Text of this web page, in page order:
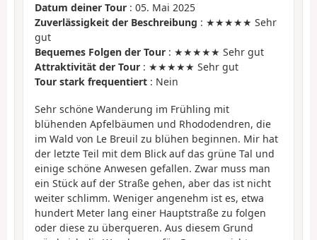
Datum deiner Tour : 05. Mai 2025
Zuverlässigkeit der Beschreibung : ★★★★★ Sehr
gut
Bequemes Folgen der Tour : ★★★★★ Sehr gut
Attraktivität der Tour : ★★★★★ Sehr gut
Tour stark frequentiert : Nein
Sehr schöne Wanderung im Frühling mit
blühenden Apfelbäumen und Rhododendren, die
im Wald von Le Breuil zu blühen beginnen. Mir hat
der letzte Teil mit dem Blick auf das grüne Tal und
einige schöne Anwesen gefallen. Zwar muss man
ein Stück auf der Straße gehen, aber das ist nicht
weiter schlimm. Weniger angenehm ist es, etwa
hundert Meter lang einer Hauptstraße zu folgen
oder diese zu überqueren. Aus diesem Grund